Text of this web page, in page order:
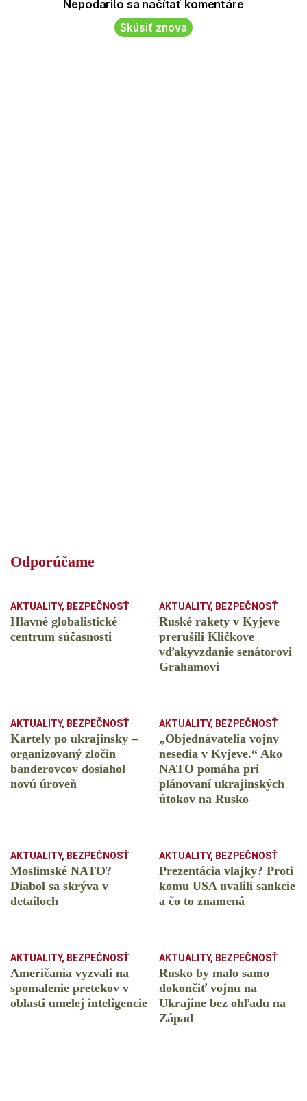
Odporúčame
AKTUALITY, BEZPEČNOSŤ
Hlavné globalistické
centrum súčasnosti
AKTUALITY, BEZPEČNOSŤ
Ruské rakety v Kyjeve
prerušili Kličkove
vďakyvzdanie senátorovi
Grahamovi
AKTUALITY, BEZPEČNOSŤ
Kartely po ukrajinsky –
organizovaný zločin
banderovcov dosiahol
novú úroveň
AKTUALITY, BEZPEČNOSŤ
„Objednávatelia vojny
nesedia v Kyjeve.“ Ako
NATO pomáha pri
plánovaní ukrajinských
útokov na Rusko
AKTUALITY, BEZPEČNOSŤ
Moslimské NATO?
Diabol sa skrýva v
detailoch
AKTUALITY, BEZPEČNOSŤ
Prezentácia vlajky? Proti
komu USA uvalili sankcie
a čo to znamená
AKTUALITY, BEZPEČNOSŤ
Američania vyzvali na
spomalenie pretekov v
oblasti umelej inteligencie
AKTUALITY, BEZPEČNOSŤ
Rusko by malo samo
dokončiť vojnu na
Ukrajine bez ohľadu na
Západ